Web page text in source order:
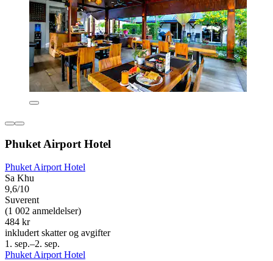
Phuket Airport Hotel
Phuket Airport Hotel
Sa Khu
9,6/10
Suverent
(1 002 anmeldelser)
484 kr
inkludert skatter og avgifter
1. sep.–2. sep.
Phuket Airport Hotel